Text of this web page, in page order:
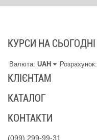
КУРСИ НА СЬОГОДНІ
Валюта: UAH Розрахунок:
КЛІЄНТАМ
КАТАЛОГ
КОНТАКТИ
(099) 299-99-31